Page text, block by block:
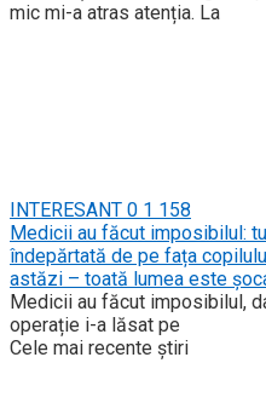
mic mi-a atras atenția. La
INTERESANT 0 1 158
Medicii au făcut imposibilul:
îndepărtată de pe fața
astăzi – toată lumea este
Medicii au făcut imposibilul,
operație i-a lăsat pe
Cele mai recente știri